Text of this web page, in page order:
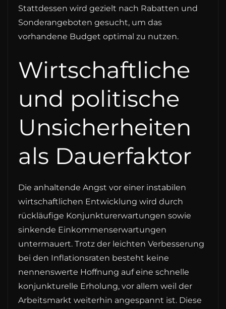
Stattdessen wird gezielt nach Rabatten und
Sonderangeboten gesucht, um das
vorhandene Budget optimal zu nutzen.
Wirtschaftliche
und politische
Unsicherheiten
als Dauerfaktor
Die anhaltende Angst vor einer instabilen
wirtschaftlichen Entwicklung wird durch
rückläufige Konjunkturerwartungen sowie
sinkende Einkommenserwartungen
untermauert. Trotz der leichten Verbesserung
bei den Inflationsraten besteht keine
nennenswerte Hoffnung auf eine schnelle
konjunkturelle Erholung, vor allem weil der
Arbeitsmarkt weiterhin angespannt ist. Diese